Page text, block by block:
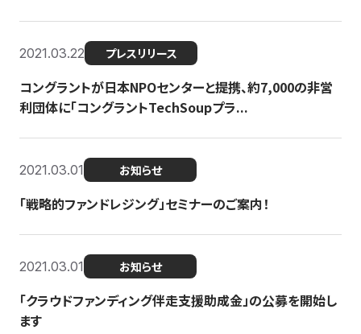
2021.03.22 プレスリリース
コングラントが日本NPOセンターと提携、約7,000の非営
利団体に「コングラントTechSoupプラ...
2021.03.01 お知らせ
「戦略的ファンドレジング」セミナーのご案内！
2021.03.01 お知らせ
「クラウドファンディング伴走支援助成金」の公募を開始し
ます